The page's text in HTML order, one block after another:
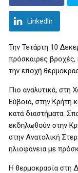
LinkedIn
Την Τετάρτη 10
πρόσκαιρες βροχές,
την εποχή
Πιο αναλυτικά, στη
Εύβοια, στην Κρήτη
κατά διαστήματα.
εκδηλωθούν στην
στην Ανατολική
ηλιοφάνεια με
Η θερμοκρασία στη